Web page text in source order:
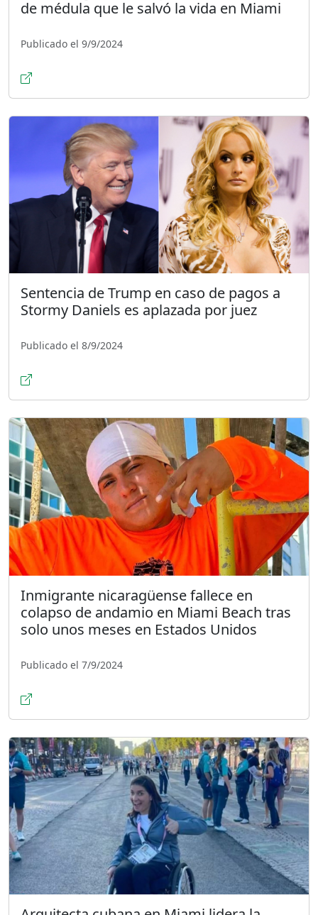
de médula que le salvó la vida en Miami
Publicado el 9/9/2024
Sentencia de Trump en caso de pagos a
Stormy Daniels es aplazada por juez
Publicado el 8/9/2024
Inmigrante nicaragüense fallece en
colapso de andamio en Miami Beach tras
solo unos meses en Estados Unidos
Publicado el 7/9/2024